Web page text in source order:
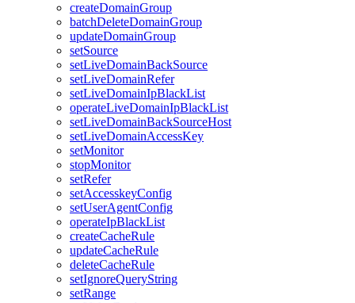
createDomainGroup
batchDeleteDomainGroup
updateDomainGroup
setSource
setLiveDomainBackSource
setLiveDomainRefer
setLiveDomainIpBlackList
operateLiveDomainIpBlackList
setLiveDomainBackSourceHost
setLiveDomainAccessKey
setMonitor
stopMonitor
setRefer
setAccesskeyConfig
setUserAgentConfig
operateIpBlackList
createCacheRule
updateCacheRule
deleteCacheRule
setIgnoreQueryString
setRange